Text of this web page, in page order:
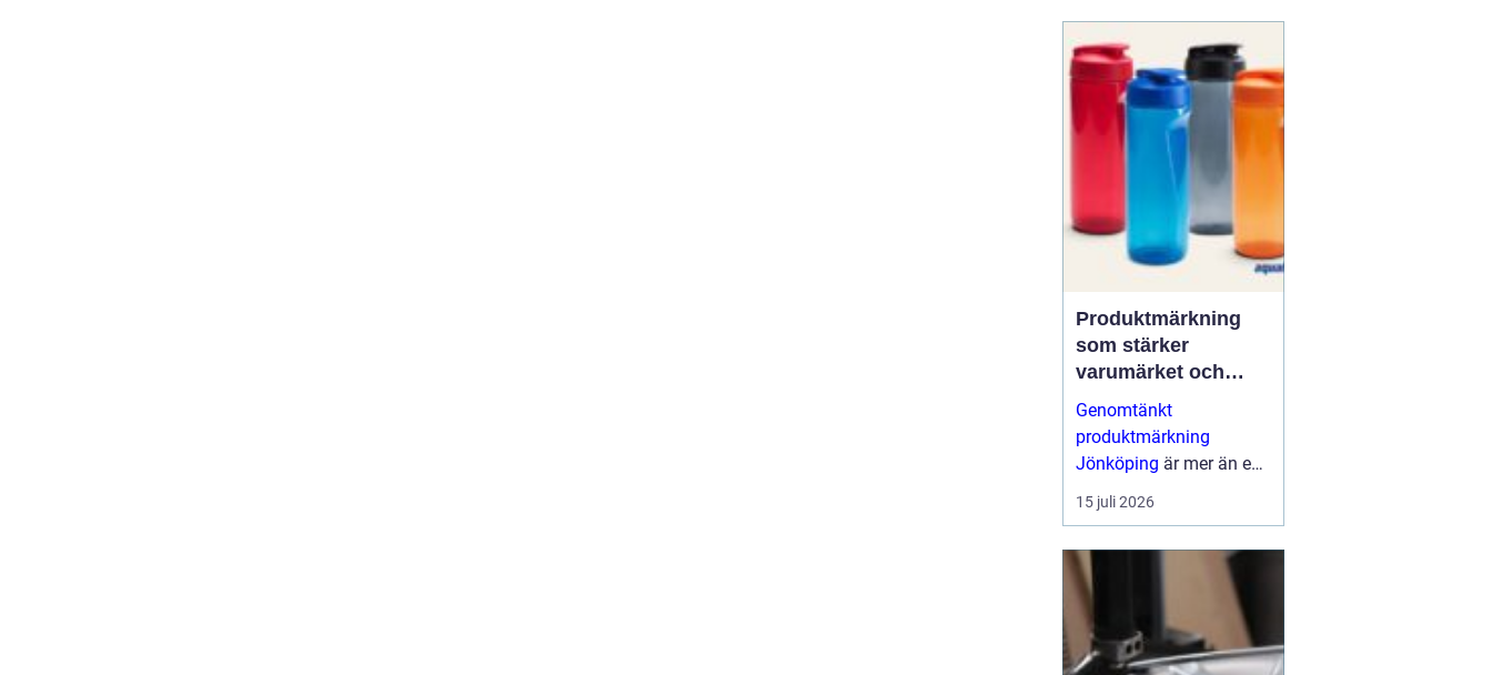
Produktmärkning
som stärker
varumärket och
förenklar vardagen
Genomtänkt
produktmärkning
Jönköping är mer än en
etikett på en produkt.
Den guidar användaren,
15 juli 2026